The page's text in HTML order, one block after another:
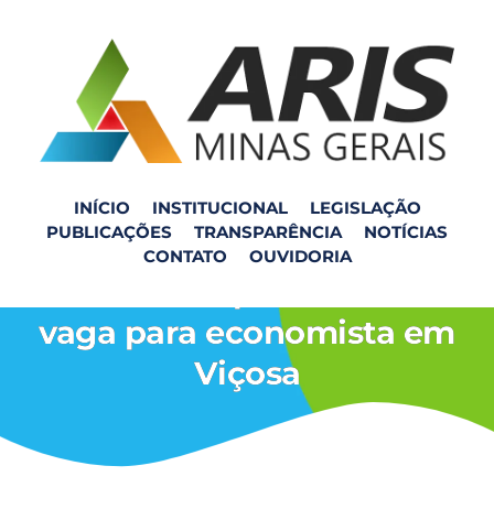
INÍCIO INSTITUCIONAL
LEGISLAÇÃO
PUBLICAÇÕES
TRANSPARÊNCIA
NOTÍCIAS
CONTATO
OUVIDORIA
ARIS-MG abre processo
vaga para economista em
Viçosa